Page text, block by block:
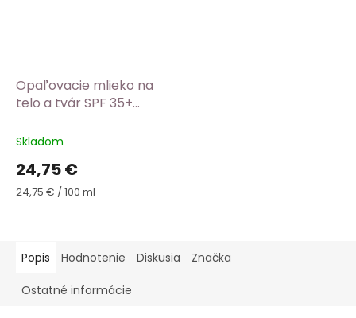
Opaľovacie mlieko na
telo a tvár SPF 35+
Skladom
24,75 €
Jednotková
24,75 € / 100 ml
Popis Hodnotenie Diskusia Značka
Ostatné informácie